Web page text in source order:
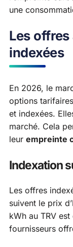
une
Les
indexées
En 2026, le
options
et indexées.
marché. Cela
leur empreinte
Indexation
Les offres
suivent le prix
kWh au TRV
fournisseurs